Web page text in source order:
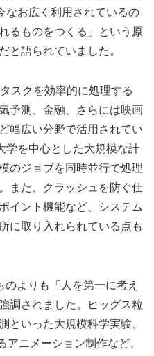
なお広く利用されているの
るものをつくる」という原
と語られていました。
スクを効率的に処理する
予測、金融、さらには映画
幅広い分野で活用されてい
学を中心とした大規模な計
のジョブを同時並行で処理
また、クラッシュを防ぐ仕
イント機能など、システム
に取り入れられている点も
よりも「人を第一に考え
調されました。ヒッグス粒
といった大規模科学実験、
ニメーション制作など、